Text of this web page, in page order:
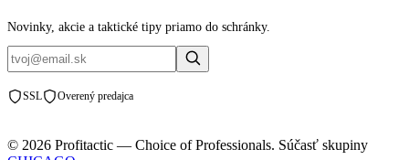
Novinky, akcie a taktické tipy priamo do schránky.
SSL Overený predajca
© 2026 Profitactic — Choice of Professionals. Súčasť skupiny